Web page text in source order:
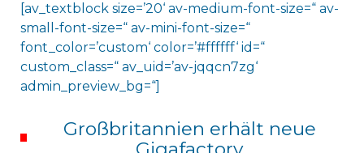
[av_textblock size=’20‘ av-medium-font-size=“ av-
small-font-size=“ av-mini-font-size=“
font_color=’custom‘ color=’#ffffff‘ id=“
custom_class=“ av_uid=’av-jqqcn7zg‘
admin_preview_bg=“]
Großbritannien erhält neue